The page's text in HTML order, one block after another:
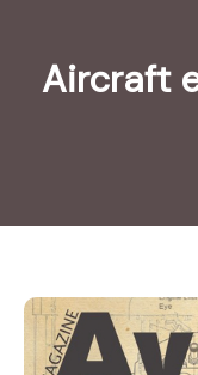
Aircraft